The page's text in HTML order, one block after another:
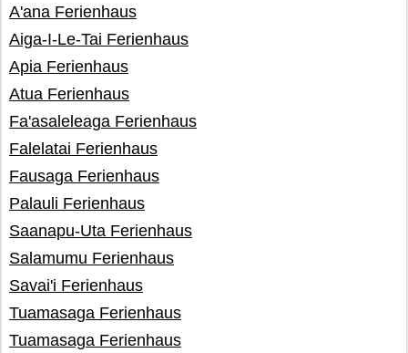
A'ana Ferienhaus
Aiga-I-Le-Tai Ferienhaus
Apia Ferienhaus
Atua Ferienhaus
Fa'asaleleaga Ferienhaus
Falelatai Ferienhaus
Fausaga Ferienhaus
Palauli Ferienhaus
Saanapu-Uta Ferienhaus
Salamumu Ferienhaus
Savai'i Ferienhaus
Tuamasaga Ferienhaus
Tuamasaga Ferienhaus